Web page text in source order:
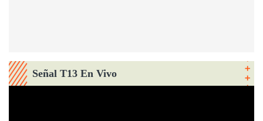
Señal T13 En Vivo